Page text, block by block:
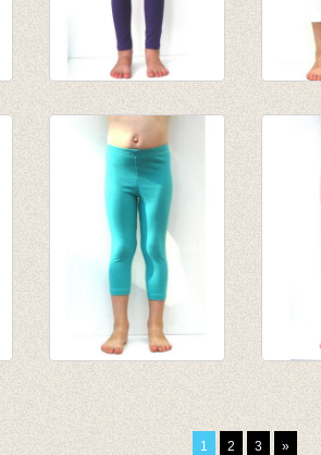
van € 8,45
tot € 10,95
tot €
1 2 3 »